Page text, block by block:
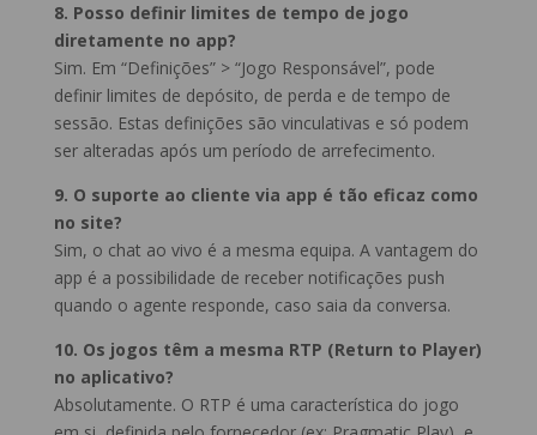
8. Posso definir limites de tempo de jogo
diretamente no app?
Sim. Em “Definições” > “Jogo Responsável”, pode
definir limites de depósito, de perda e de tempo de
sessão. Estas definições são vinculativas e só podem
ser alteradas após um período de arrefecimento.
9. O suporte ao cliente via app é tão eficaz como
no site?
Sim, o chat ao vivo é a mesma equipa. A vantagem do
app é a possibilidade de receber notificações push
quando o agente responde, caso saia da conversa.
10. Os jogos têm a mesma RTP (Return to Player)
no aplicativo?
Absolutamente. O RTP é uma característica do jogo